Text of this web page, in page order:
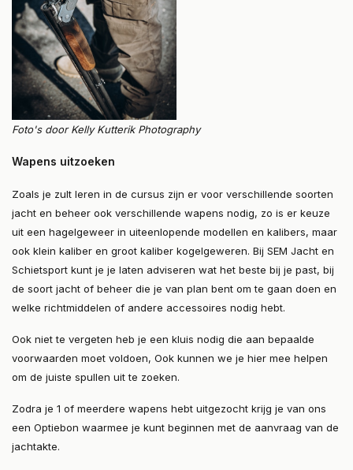
Foto's door Kelly Kutterik Photography
Wapens uitzoeken
Zoals je zult leren in de cursus zijn er voor verschillende soorten
jacht en beheer ook verschillende wapens nodig, zo is er keuze
uit een hagelgeweer in uiteenlopende modellen en kalibers, maar
ook klein kaliber en groot kaliber kogelgeweren. Bij SEM Jacht en
Schietsport kunt je je laten adviseren wat het beste bij je past, bij
de soort jacht of beheer die je van plan bent om te gaan doen en
welke richtmiddelen of andere accessoires nodig hebt.
Ook niet te vergeten heb je een kluis nodig die aan bepaalde
voorwaarden moet voldoen, Ook kunnen we je hier mee helpen
om de juiste spullen uit te zoeken.
Zodra je 1 of meerdere wapens hebt uitgezocht krijg je van ons
een Optiebon waarmee je kunt beginnen met de aanvraag van de
jachtakte.